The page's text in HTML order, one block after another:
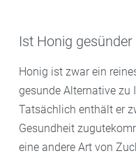
Ist Honig
Honig ist zwar ein
gesunde Alternative zu
Tatsächlich enthält er
Gesundheit
eine andere Art von